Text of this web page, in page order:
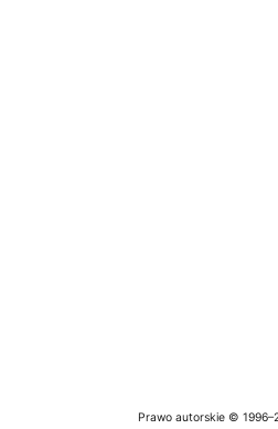
Prawo autorskie ©